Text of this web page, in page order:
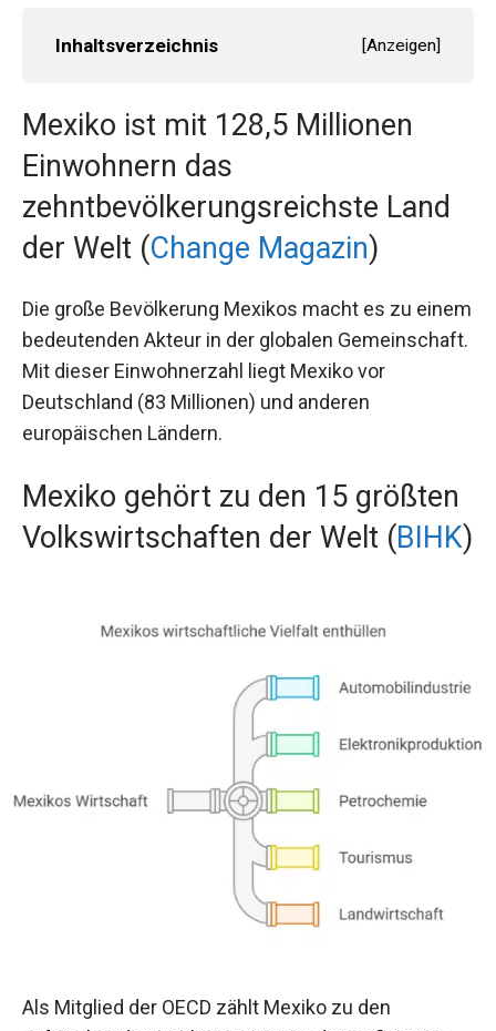
Inhaltsverzeichnis [Anzeigen]
Mexiko ist mit 128,5 Millionen
Einwohnern das
zehntbevölkerungsreichste Land
der Welt (Change Magazin)
Die große Bevölkerung Mexikos macht es zu einem
bedeutenden Akteur in der globalen Gemeinschaft.
Mit dieser Einwohnerzahl liegt Mexiko vor
Deutschland (83 Millionen) und anderen
europäischen Ländern.
Mexiko gehört zu den 15 größten
Volkswirtschaften der Welt (BIHK)
Als Mitglied der OECD zählt Mexiko zu den